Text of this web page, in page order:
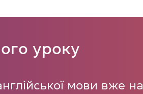
уроку
мови вже на